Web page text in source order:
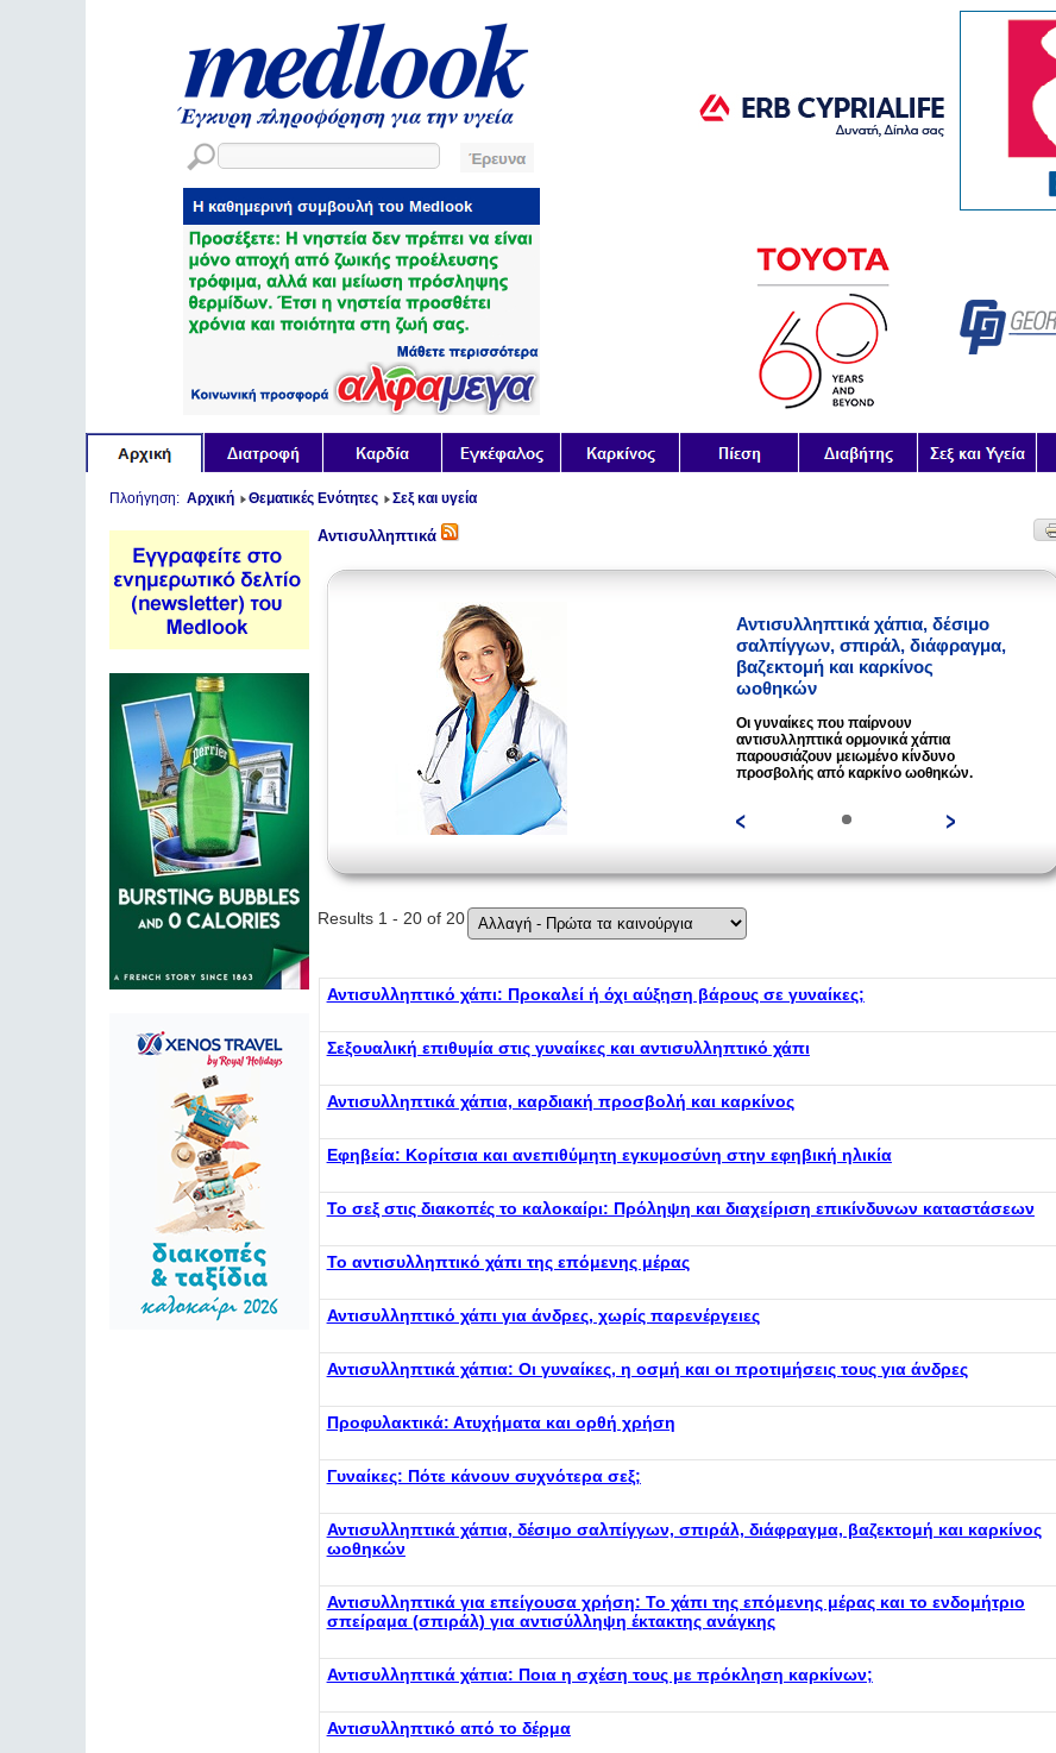
Πλοήγηση: Αρχική Θεματικές Ενότητες Σεξ και υγεία
Αντισυλληπτικά
Αντισυλληπτικά χάπια, δέσιμο
σαλπίγγων, σπιράλ, διάφραγμα,
βαζεκτομή και καρκίνος
ωοθηκών
Οι γυναίκες που παίρνουν
αντισυλληπτικά ορμονικά χάπια
παρουσιάζουν μειωμένο κίνδυνο
προσβολής από καρκίνο ωοθηκών.
Results 1 - 20 of 20
Αντισυλληπτικό χάπι: Προκαλεί ή όχι αύξηση βάρους σε γυναίκες;
Σεξουαλική επιθυμία στις γυναίκες και αντισυλληπτικό χάπι
Αντισυλληπτικά χάπια, καρδιακή προσβολή και καρκίνος
Εφηβεία: Κορίτσια και ανεπιθύμητη εγκυμοσύνη στην εφηβική ηλικία
Το σεξ στις διακοπές το καλοκαίρι: Πρόληψη και διαχείριση επικίνδυνων καταστάσεων
Το αντισυλληπτικό χάπι της επόμενης μέρας
Αντισυλληπτικό χάπι για άνδρες, χωρίς παρενέργειες
Αντισυλληπτικά χάπια: Οι γυναίκες, η οσμή και οι προτιμήσεις τους για άνδρες
Προφυλακτικά: Ατυχήματα και ορθή χρήση
Γυναίκες: Πότε κάνουν συχνότερα σεξ;
Αντισυλληπτικά χάπια, δέσιμο σαλπίγγων, σπιράλ, διάφραγμα, βαζεκτομή και καρκίνος
ωοθηκών
Αντισυλληπτικά για επείγουσα χρήση: Το χάπι της επόμενης μέρας και το ενδομήτριο
σπείραμα (σπιράλ) για αντισύλληψη έκτακτης ανάγκης
Αντισυλληπτικά χάπια: Ποια η σχέση τους με πρόκληση καρκίνων;
Αντισυλληπτικό από το δέρμα